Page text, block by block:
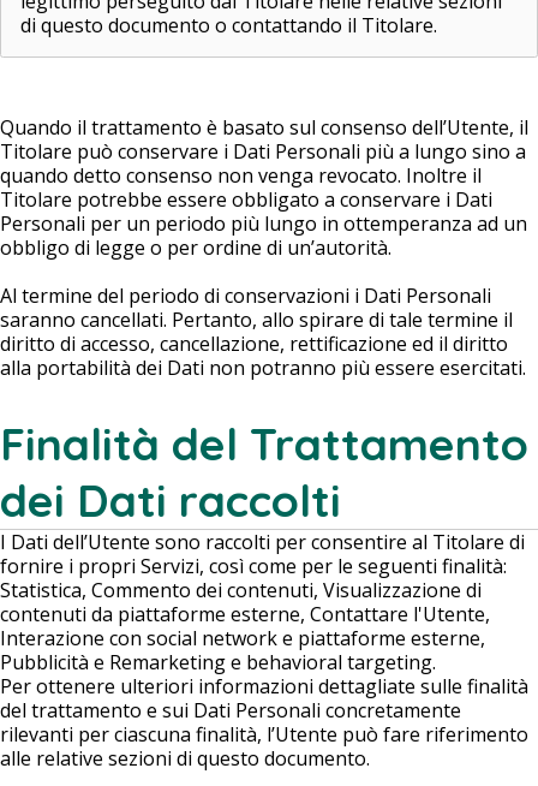
di questo documento o contattando il Titolare.
Quando il trattamento è basato sul consenso dell’Utente, il
Titolare può conservare i Dati Personali più a lungo sino a
quando detto consenso non venga revocato. Inoltre il
Titolare potrebbe essere obbligato a conservare i Dati
Personali per un periodo più lungo in ottemperanza ad un
obbligo di legge o per ordine di un’autorità.
Al termine del periodo di conservazioni i Dati Personali
saranno cancellati. Pertanto, allo spirare di tale termine il
diritto di accesso, cancellazione, rettificazione ed il diritto
alla portabilità dei Dati non potranno più essere esercitati.
Finalità del Trattamento
dei Dati raccolti
I Dati dell’Utente sono raccolti per consentire al Titolare di
fornire i propri Servizi, così come per le seguenti finalità:
Statistica, Commento dei contenuti, Visualizzazione di
contenuti da piattaforme esterne, Contattare l'Utente,
Interazione con social network e piattaforme esterne,
Pubblicità e Remarketing e behavioral targeting.
Per ottenere ulteriori informazioni dettagliate sulle finalità
del trattamento e sui Dati Personali concretamente
rilevanti per ciascuna finalità, l’Utente può fare riferimento
alle relative sezioni di questo documento.